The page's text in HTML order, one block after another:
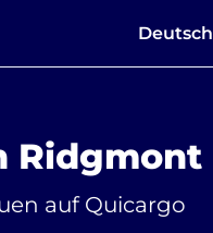
Deutsch
Ridgmont
auf Quicargo